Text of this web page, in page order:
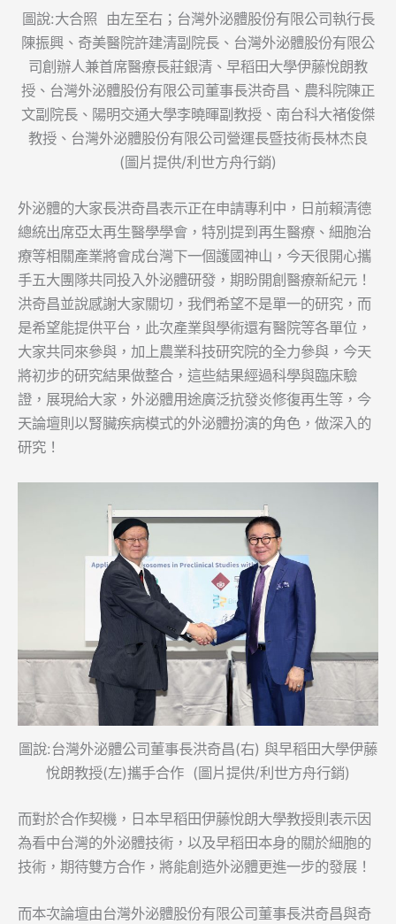
圖說:大合照 由左至右；台灣外泌體股份有限公司執行長
陳振興、奇美醫院許建清副院長、台灣外泌體股份有限公
司創辦人兼首席醫療長莊銀清、早稻田大學伊藤悅朗教
授、台灣外泌體股份有限公司董事長洪奇昌、農科院陳正
文副院長、陽明交通大學李曉暉副教授、南台科大褚俊傑
教授、台灣外泌體股份有限公司營運長暨技術長林杰良
(圖片提供/利世方舟行銷)
外泌體的大家長洪奇昌表示正在申請專利中，日前賴清德
總統出席亞太再生醫學學會，特別提到再生醫療、細胞治
療等相關產業將會成台灣下一個護國神山，今天很開心攜
手五大團隊共同投入外泌體研發，期盼開創醫療新紀元！
洪奇昌並說感謝大家關切，我們希望不是單一的研究，而
是希望能提供平台，此次產業與學術還有醫院等各單位，
大家共同來參與，加上農業科技研究院的全力參與，今天
將初步的研究結果做整合，這些結果經過科學與臨床驗
證，展現給大家，外泌體用途廣泛抗發炎修復再生等，今
天論壇則以腎臟疾病模式的外泌體扮演的角色，做深入的
研究！
圖說:台灣外泌體公司董事長洪奇昌(右) 與早稻田大學伊藤
悅朗教授(左)攜手合作 (圖片提供/利世方舟行銷)
而對於合作契機，日本早稻田伊藤悅朗大學教授則表示因
為看中台灣的外泌體技術，以及早稻田本身的關於細胞的
技術，期待雙方合作，將能創造外泌體更進一步的發展！
而本次論壇由台灣外泌體股份有限公司董事長洪奇昌與奇